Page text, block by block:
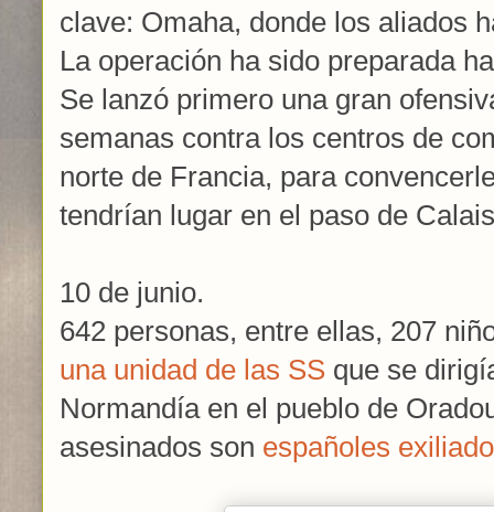
clave: Omaha, donde los aliados
La operación ha sido preparada
Se lanzó primero una gran
semanas contra los centros de
norte de Francia, para
tendrían lugar en el paso de
10 de junio.
642 personas, entre ellas, 207
una unidad de las SS que se
Normandía en el pueblo de
asesinados son españoles